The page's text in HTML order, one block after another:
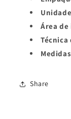
Área
Técnica
Share